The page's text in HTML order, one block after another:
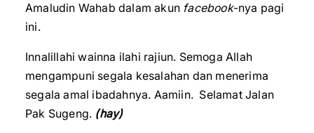
Amaludin Wahab dalam akun facebook-nya pagi
ini.
Innalillahi wainna ilahi rajiun. Semoga Allah
mengampuni segala kesalahan dan menerima
segala amal ibadahnya. Aamiin. Selamat Jalan
Pak Sugeng. (hay)